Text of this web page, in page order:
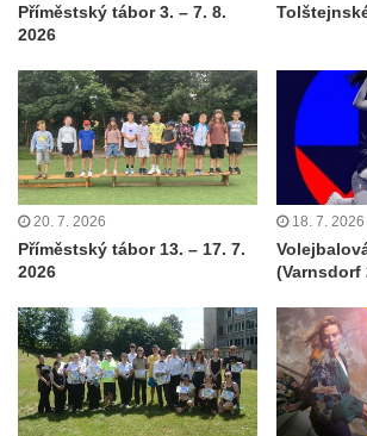
Příměstský tábor 3. – 7. 8.
2026
20. 7. 2026
Příměstský tábor 13. – 17. 7.
2026
18. 7. 2026
(Varnsdorf